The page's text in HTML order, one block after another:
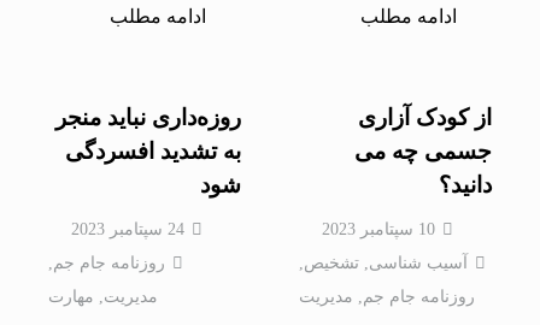
ادامه مطلب ادامه مطلب
از کودک آزاری
جسمی چه می
دانید؟
10 سپتامبر 2023
آسیب شناسی,تشخیص,
روزنامه جام جم,مدیریت
روزه‌داری نباید منجر
به تشدید افسردگی
شود
24 سپتامبر 2023
روزنامه جام جم,
مدیریت,مهارت